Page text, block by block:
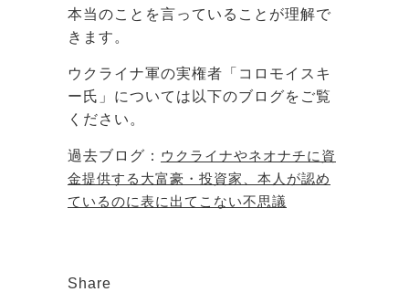
本当のことを言っていることが理解で
きます。
ウクライナ軍の実権者「コロモイスキ
ー氏」については以下のブログをご覧
ください。
過去ブログ： ウクライナやネオナチに資
金提供する大富豪・投資家、本人が認め
ているのに表に出てこない不思議
Share